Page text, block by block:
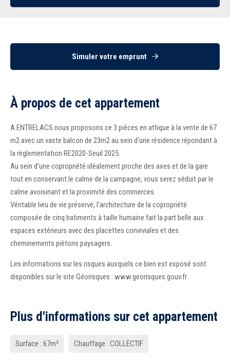
Simuler votre emprunt
À propos de cet appartement
A ENTRELACS nous proposons ce 3 pièces en attique à la vente de 67
m2 avec un vaste balcon de 23m2 au sein d'une résidence répondant à
la règlementation RE2020-Seuil 2025.
Au sein d'une copropriété idéalement proche des axes et de la gare
tout en conservant le calme de la campagne, vous serez séduit par le
calme avoisinant et la proximité des commerces.
Véritable lieu de vie préservé, l'architecture de la copropriété
composée de cinq batiments à taille humaine fait la part belle aux
espaces extérieurs avec des placettes conviviales et des
cheminements piètons paysagers.
Les informations sur les risques auxquels ce bien est exposé sont
disponibles sur le site Géorisques : www.georisques.gouv.fr
Plus d'informations sur cet appartement
Surface : 67m² Chauffage : COLLECTIF